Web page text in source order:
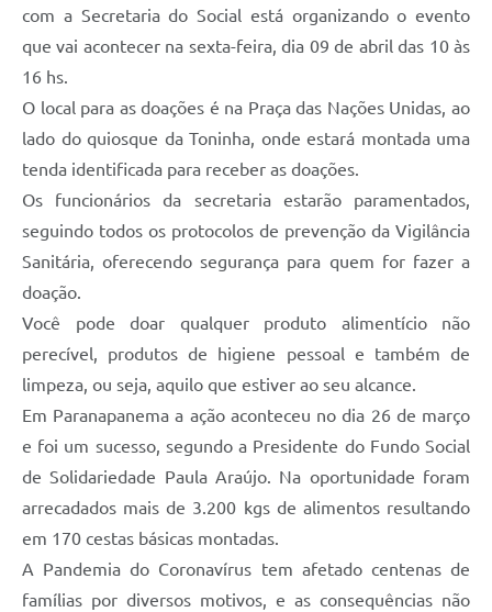
com a Secretaria do Social está organizando o evento
que vai acontecer na sexta-feira, dia 09 de abril das 10 às
16 hs.
O local para as doações é na Praça das Nações Unidas, ao
lado do quiosque da Toninha, onde estará montada uma
tenda identificada para receber as doações.
Os funcionários da secretaria estarão paramentados,
seguindo todos os protocolos de prevenção da Vigilância
Sanitária, oferecendo segurança para quem for fazer a
doação.
Você pode doar qualquer produto alimentício não
perecível, produtos de higiene pessoal e também de
limpeza, ou seja, aquilo que estiver ao seu alcance.
Em Paranapanema a ação aconteceu no dia 26 de março
e foi um sucesso, segundo a Presidente do Fundo Social
de Solidariedade Paula Araújo. Na oportunidade foram
arrecadados mais de 3.200 kgs de alimentos resultando
em 170 cestas básicas montadas.
A Pandemia do Coronavírus tem afetado centenas de
famílias por diversos motivos, e as consequências não